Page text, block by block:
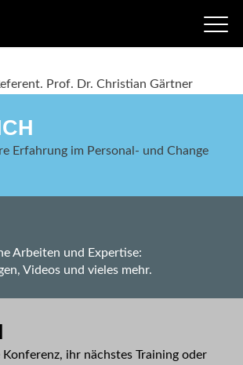
Prof. Dr. Christian Gärtner
Erfahrung im Personal- und Change
Arbeiten und Expertise:
Videos und vieles mehr.
Konferenz, ihr nächstes Training oder